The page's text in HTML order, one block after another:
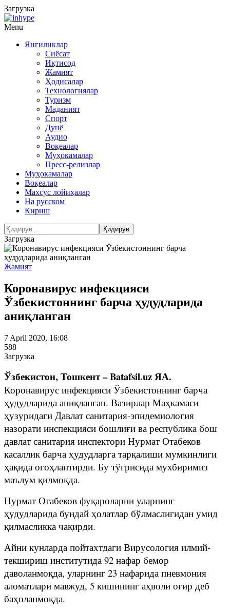
Загрузка
Menu
Янгиликлар
Сиёсат
Иқтисод
Жамият
Ҳодисалар
Технологиялар
Туризм
Маданият
Спорт
Дунё
Аудио
Воқеалар
Муҳокамалар
Пресс-релизлар
Муҳокамалар
Воқеалар
Махсус лойиҳалар
На русском
Кириш
Загрузка
Жамият
Коронавирус инфекцияси
Ўзбекистоннинг барча ҳудудларида
аниқланган
7 April 2020, 16:08
588
Загрузка
Ўзбекистон, Тошкент – Batafsil.uz ЯА.
Коронавирус инфекцияси Ўзбекистоннинг барча
ҳудудларида аниқланган. Вазирлар Маҳкамаси
ҳузуридаги Давлат санитария-эпидемиология
назорати инспекцияси бошлиғи ва республика бош
давлат санитария инспектори Нурмат Отабеков
касаллик барча ҳудудларга тарқалиши мумкинлиги
ҳақида огоҳлантирди. Бу тўғрисида мухбиримиз
маълум қилмоқда.
Нурмат Отабеков фуқароларни уларнинг
ҳудудларида бундай ҳолатлар бўлмаслигидан умид
қилмасликка чақирди.
Айни кунларда пойтахтдаги Вирусология илмий-
текшириш институтида 92 нафар бемор
даволанмоқда, уларнинг 23 нафарида пневмония
аломатлари мавжуд, 5 кишининг аҳволи оғир деб
баҳоланмоқда.